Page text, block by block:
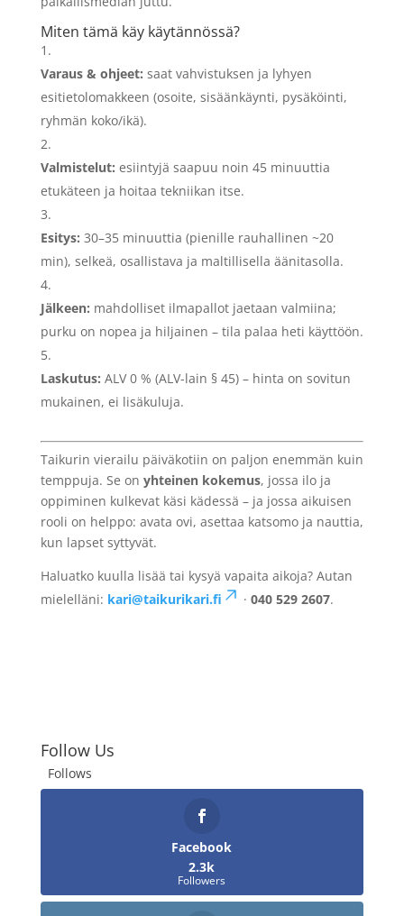
Miten tämä käy käytännössä?
Varaus & ohjeet: saat vahvistuksen ja lyhyen
esitietolomakkeen (osoite, sisäänkäynti, pysäköinti,
ryhmän koko/ikä).
Valmistelut: esiintyjä saapuu noin 45 minuuttia
etukäteen ja hoitaa tekniikan itse.
Esitys: 30–35 minuuttia (pienille rauhallinen ~20
min), selkeä, osallistava ja maltillisella äänitasolla.
Jälkeen: mahdolliset ilmapallot jaetaan valmiina;
purku on nopea ja hiljainen – tila palaa heti käyttöön.
Laskutus: ALV 0 % (ALV-lain § 45) – hinta on sovitun
mukainen, ei lisäkuluja.
Taikurin vierailu päiväkotiin on paljon enemmän kuin
temppuja. Se on yhteinen kokemus, jossa ilo ja
oppiminen kulkevat käsi kädessä – ja jossa aikuisen
rooli on helppo: avata ovi, asettaa katsomo ja nauttia,
kun lapset syttyvät.
Haluatko kuulla lisää tai kysyä vapaita aikoja? Autan
mielelläni: kari@taikurikari.fi · 040 529 2607.
Follow Us
Follows
Facebook
2.3k
Followers